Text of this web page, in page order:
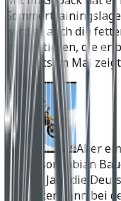
wird er auch die
präsentieren, die er
Contests im Mai
Aber
Professor Fabian
letzten Jahr die
wie Ackermann bei